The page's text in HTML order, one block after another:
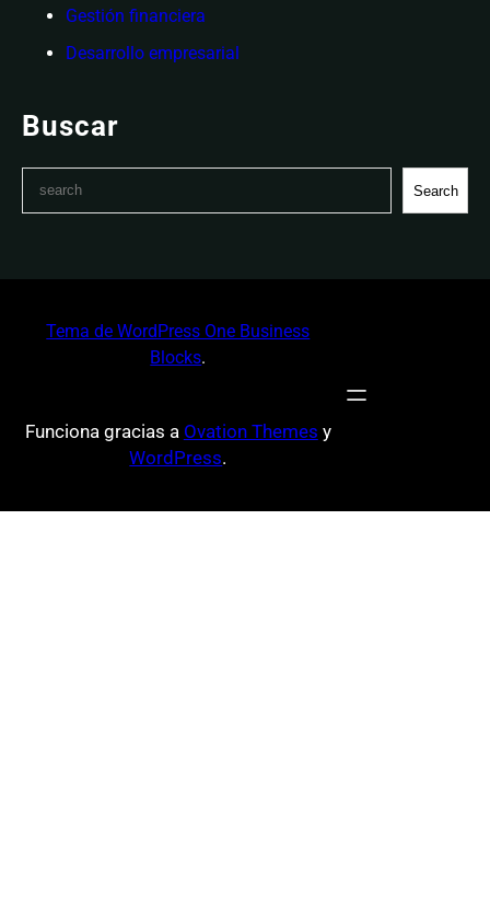
Gestión financiera
Desarrollo empresarial
Buscar
c
Search
Tema de WordPress One Business
Blocks.
Funciona gracias a Ovation Themes y
WordPress.